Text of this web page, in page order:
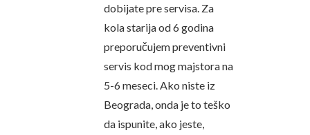
dobijate pre servisa. Za
kola starija od 6 godina
preporučujem preventivni
servis kod mog majstora na
5-6 meseci. Ako niste iz
Beograda, onda je to teško
da ispunite, ako jeste,